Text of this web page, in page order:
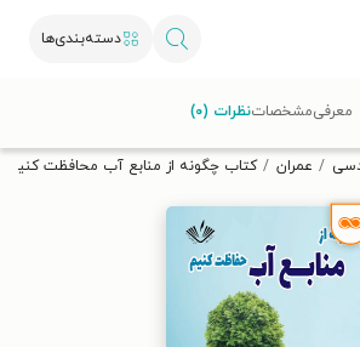
دسته‌بندی‌ها
تخفیف از طاقچه دریافت کن.
عمران کتاب چگونه از منابع آب محافظت کنیم
معرفیمشخصاتنظرات (۰)